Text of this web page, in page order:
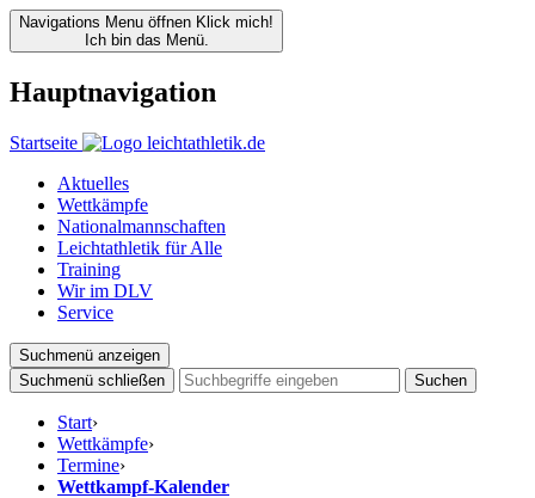
Navigations Menu öffnen Klick mich!
Ich bin das Menü.
Hauptnavigation
Startseite
Aktuelles
Wettkämpfe
Nationalmannschaften
Leichtathletik für Alle
Training
Wir im DLV
Service
Suchmenü anzeigen
Suchmenü schließen
Suchen
Start›
Wettkämpfe›
Termine›
Wettkampf-Kalender